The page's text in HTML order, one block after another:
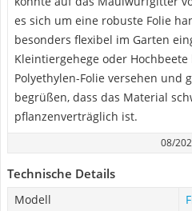
es sich um eine robuste Folie
besonders flexibel im Garten
Kleintiergehege oder
Polyethylen-Folie versehen und
begrüßen, dass das Material
pflanzenverträglich ist.
08/
Technische Details
Modell